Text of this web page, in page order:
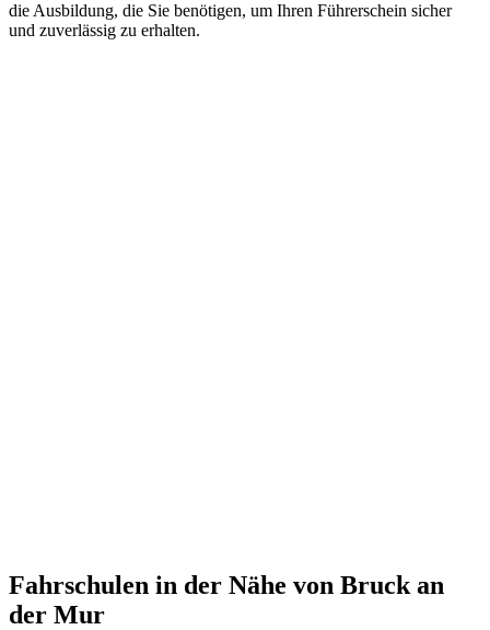
die Ausbildung, die Sie benötigen, um Ihren Führerschein sicher
und zuverlässig zu erhalten.
Fahrschulen in der Nähe von Bruck an
der Mur